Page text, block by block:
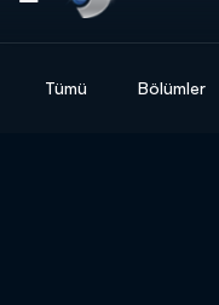
Tümü Bölümler